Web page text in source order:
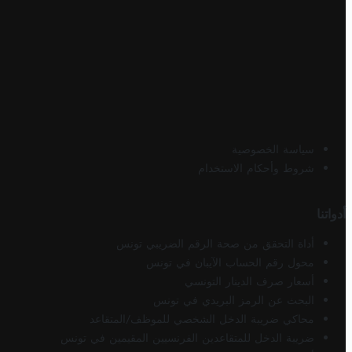
سياسة الخصوصية
شروط وأحكام الاستخدام
أدواتنا
أداة التحقق من صحة الرقم الضريبي تونس
محول رقم الحساب الآيبان في تونس
أسعار صرف الدينار التونسي
البحث عن الرمز البريدي في تونس
محاكي ضريبة الدخل الشخصي للموظف/المتقاعد
ضريبة الدخل للمتقاعدين الفرنسيين المقيمين في تونس